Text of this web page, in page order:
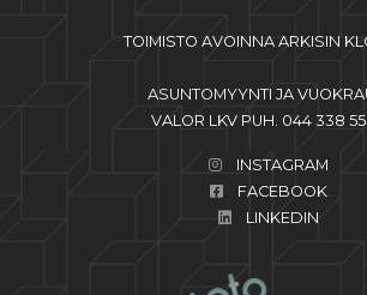
TOIMISTO AVOINNA ARKISIN
ASUNTOMYYNTI JA
VALOR LKV PUH. 044 338
INSTAGRAM
FACEBOOK
LINKEDIN